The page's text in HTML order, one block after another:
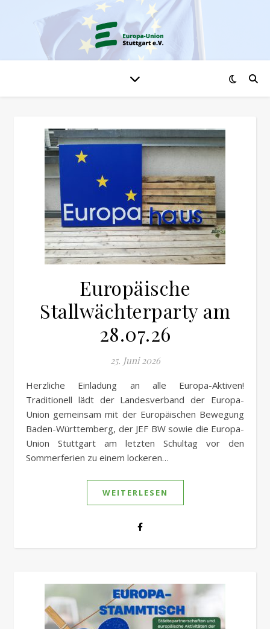
Europäische
Stallwächterparty am
28.07.26
25. Juni 2026
Herzliche Einladung an alle Europa-Aktiven!
Traditionell lädt der Landesverband der Europa-
Union gemeinsam mit der Europäischen Bewegung
Baden-Württemberg, der JEF BW sowie die Europa-
Union Stuttgart am letzten Schultag vor den
Sommerferien zu einem lockeren…
WEITERLESEN